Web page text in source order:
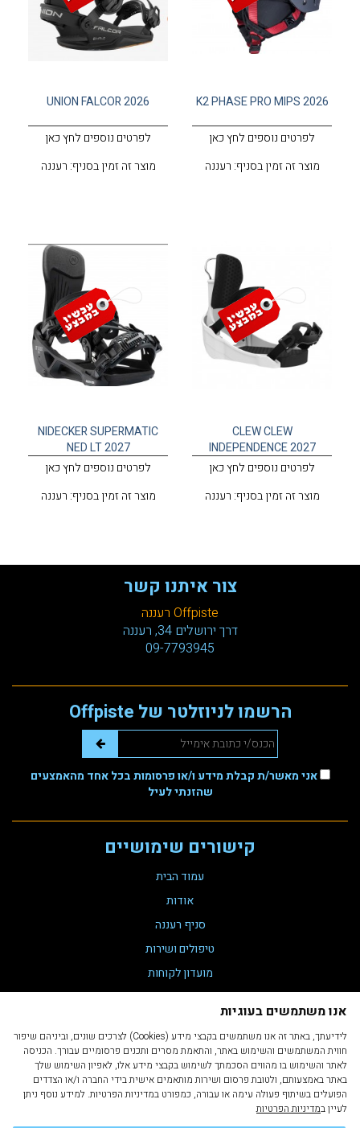
אנו משתמשים בעוגיות
לידיעתך, באתר זה אנו משתמשים בקבצי מידע (Cookies) לצרכים שונים, וביניהם שיפור
חווית המשתמשים והשימוש באתר, והתאמת מסרים ותכנים פרסומיים עבורך. הכניסה
לאתר והשימוש בו מהווים הסכמתך לשימוש בקבצי מידע אלו, לאפיון השימוש שלך
באתר באמצעותם, ולטובת פרסום ושירות מותאמים אישית בידי החברה ו/או הצדדים
הפועלים בשיתוף פעולה עימה או עבורה, כמפורט במדיניות הפרטיות. למידע נוסף ניתן
לעיין במדיניות הפרטיות
K2 PHASE PRO MIPS 2026
לפרטים נוספים לחץ כאן
מוצר זה זמין בסניף: רעננה
UNION FALCOR 2026
לפרטים נוספים לחץ כאן
מוצר זה זמין בסניף: רעננה
CLEW CLEW
INDEPENDENCE 2027
לפרטים נוספים לחץ כאן
מוצר זה זמין בסניף: רעננה
NIDECKER SUPERMATIC
NED LT 2027
לפרטים נוספים לחץ כאן
מוצר זה זמין בסניף: רעננה
קישורים שימושיים
עמוד הבית
אודות
סניף רעננה
טיפולים ושירות
מועדון לקוחות
צור קשר
הצהרת נגישות
מדיניות פרטיות
תקנון ותנאי שימוש
הרשמו לניוזלטר של Offpiste
אני מאשר/ת קבלת מידע ו/או פרסומות בכל אחד מהאמצעים
שהזנתי לעיל
צור איתנו קשר
Offpiste רעננה
דרך ירושלים 34, רעננה
09-7793945